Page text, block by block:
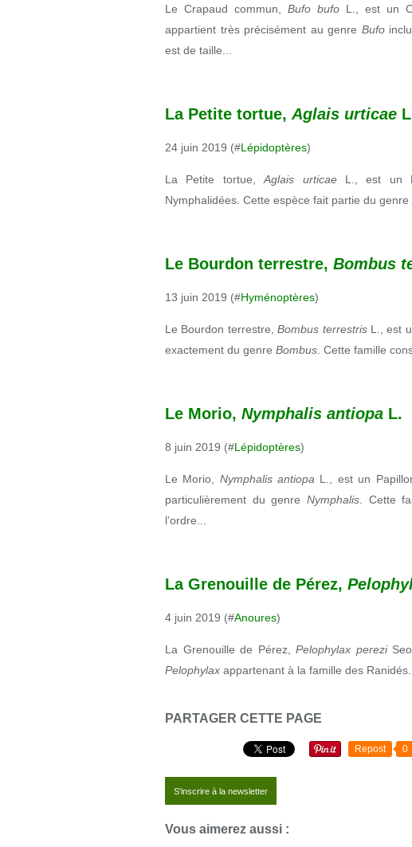
Le Crapaud commun, Bufo bufo L., est un
appartient très précisément au genre Bufo
est de taille...
La Petite tortue, Aglais urticae
24 juin 2019 (#Lépidoptères)
La Petite tortue,Aglais urticae L., est un
Nymphalidées. Cette espèce fait partie du genre
Le Bourdon terrestre, Bombus
13 juin 2019 (#Hyménoptères)
Le Bourdon terrestre,Bombus terrestris L., est
exactement du genre Bombus . Cette famille
Le Morio, Nymphalis antiopa L.
8 juin 2019 (#Lépidoptères)
Le Morio, Nymphalis antiopa L., est un
particulièrement du genre Nymphalis . Cette
l’ordre...
La Grenouille de Pérez,
4 juin 2019 (#Anoures)
La Grenouille de Pérez, Pelophylax perezi
Pelophylax appartenant à la famille des
PARTAGER CETTE PAGE
Repost 0
S'inscrire à la newsletter
Vous aimerez aussi :